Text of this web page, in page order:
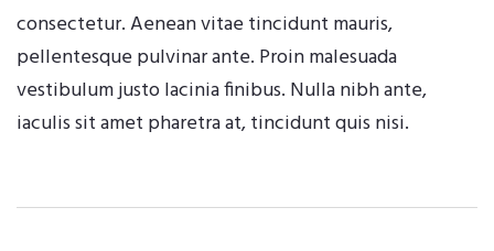
consectetur. Aenean vitae tincidunt mauris,
pellentesque pulvinar ante. Proin malesuada
vestibulum justo lacinia finibus. Nulla nibh ante,
iaculis sit amet pharetra at, tincidunt quis nisi.